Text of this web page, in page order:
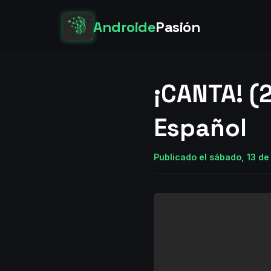
AndroidePasión
¡CANTA!
Español
Publicado el sábado, 13